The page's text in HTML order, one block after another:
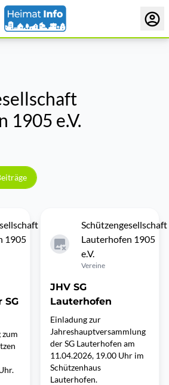
1905 e.V.
1905
SG
Schützengesellschaft
Lauterhofen 1905
e.V.
Vereine
JHV SG
Lauterhofen
Einladung zur
Jahreshauptversammlung
der SG Lauterhofen am
11.04.2026, 19.00 Uhr im
Schützenhaus
Lauterhofen.